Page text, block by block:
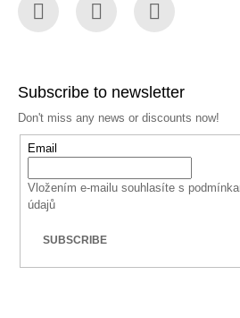
Subscribe to newsletter
Don't miss any news or discounts now!
Email
Vložením e-mailu souhlasíte s
údajů
SUBSCRIBE